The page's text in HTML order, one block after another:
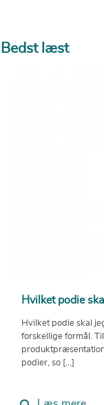
Bedst læst
Hvilket podie
Hvilket podie skal
forskellige formål.
podier, so [...]